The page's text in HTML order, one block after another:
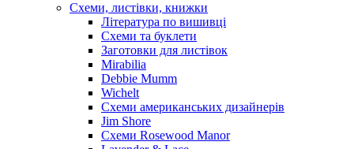
Схеми, листівки, книжки
Література по вишивці
Схеми та буклети
Заготовки для листівок
Mirabilia
Debbie Mumm
Wichelt
Схеми американських дизайнерів
Jim Shore
Cхеми Rosewood Manor